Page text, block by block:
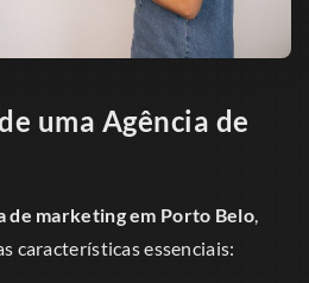
uma Agência de
de marketing em Porto Belo
características essenciais: